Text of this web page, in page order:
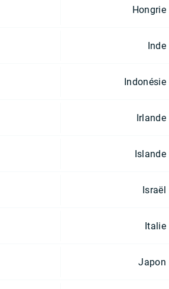
Hongrie
Inde
Indonésie
Irlande
Islande
Israël
Italie
Japon